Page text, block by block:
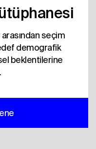
seçim
demografik
beklentilerine